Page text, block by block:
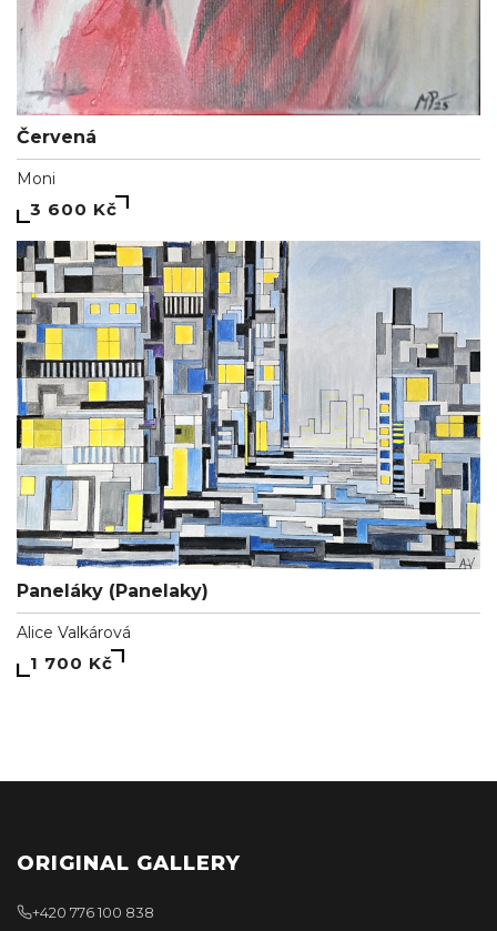
Červená
Moni
3 600 Kč
Paneláky (Panelaky)
Alice Valkárová
1 700 Kč
ORIGINAL GALLERY
+420 776 100 838